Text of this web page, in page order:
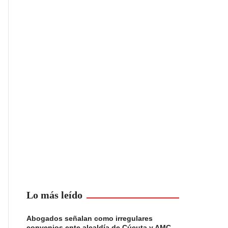
Lo más leído
Abogados señalan como irregulares